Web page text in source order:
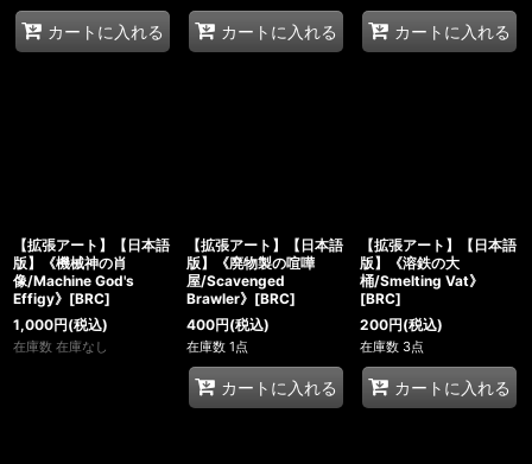
カートに入れる カートに入れる カートに入れる
【拡張アート】【日本語
版】《機械神の肖
像/Machine God's
Effigy》[BRC]
1,000円(税込)
在庫数 在庫なし
【拡張アート】【日本語
版】《廃物製の喧嘩
屋/Scavenged
Brawler》[BRC]
400円(税込)
在庫数 1点
カートに入れる
【拡張アート】【日本語
版】《溶鉄の大
桶/Smelting Vat》
[BRC]
200円(税込)
在庫数 3点
カートに入れる